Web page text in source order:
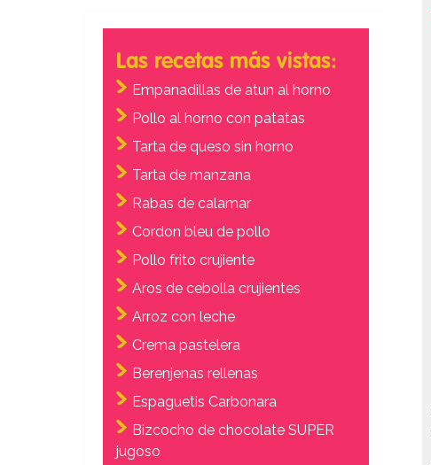
Las recetas más vistas:
Empanadillas de atun al horno
Pollo al horno con patatas
Tarta de queso sin horno
Tarta de manzana
Rabas de calamar
Cordon bleu de pollo
Pollo frito crujiente
Aros de cebolla crujientes
Arroz con leche
Crema pastelera
Berenjenas rellenas
Espaguetis Carbonara
Bizcocho de chocolate SUPER
jugoso